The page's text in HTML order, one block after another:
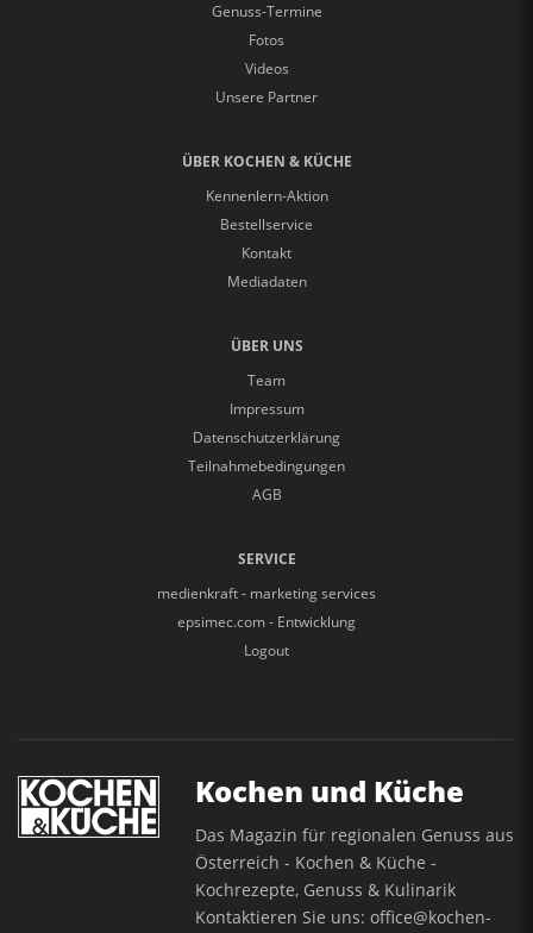
Genuss-Termine
Fotos
Videos
Unsere Partner
ÜBER KOCHEN & KÜCHE
Kennenlern-Aktion
Bestellservice
Kontakt
Mediadaten
ÜBER UNS
Team
Impressum
Datenschutzerklärung
Teilnahmebedingungen
AGB
SERVICE
medienkraft - marketing services
epsimec.com - Entwicklung
Logout
Kochen und Küche
Das Magazin für regionalen Genuss aus
Österreich - Kochen & Küche -
Kochrezepte, Genuss & Kulinarik
Kontaktieren Sie uns:office@kochen-